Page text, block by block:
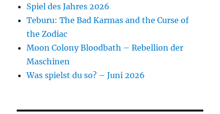
Spiel des Jahres 2026
Teburu: The Bad Karmas and the Curse of
the Zodiac
Moon Colony Bloodbath – Rebellion der
Maschinen
Was spielst du so? – Juni 2026